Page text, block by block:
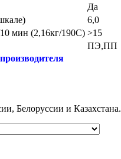
Да
6,0
10 мин (2,16кг/190С) >15
ПЭ,ПП
Белоруссии и Казахстана.